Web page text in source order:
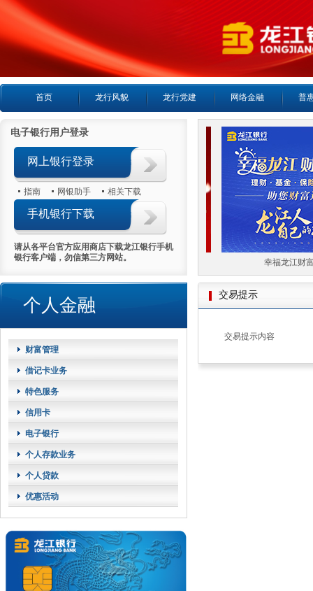
首页 龙行风貌 龙行党建 网络金融 普
电子银行用户登录
网上银行登录
指南 网银助手 相关下载
手机银行下载
请从各平台官方应用商店下载龙江银行手机
银行客户端，勿信第三方网站。
个人金融
财富管理
借记卡业务
特色服务
信用卡
电子银行
个人存款业务
个人贷款
优惠活动
喜报首日热销5000万 幸福龙江财富
交易提示
交易提示内容